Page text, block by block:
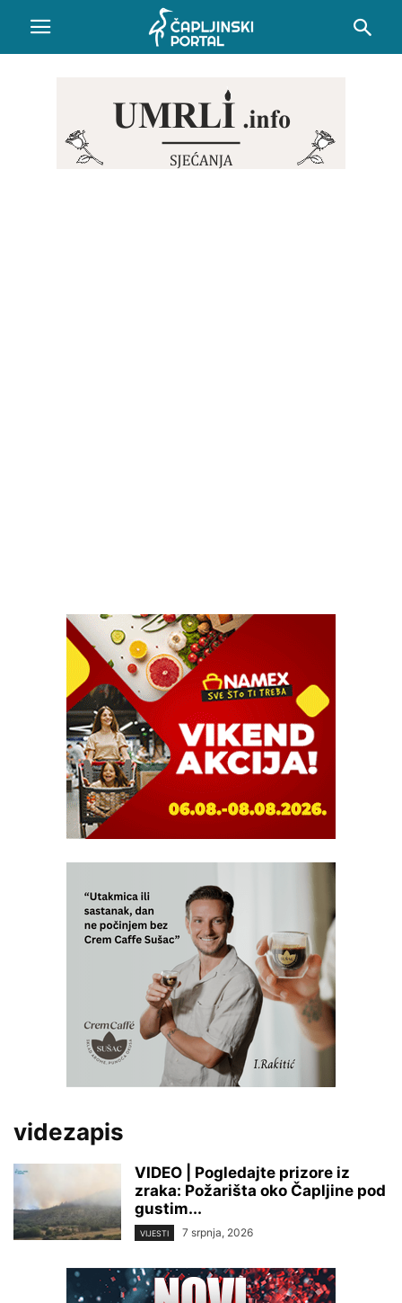
videzapis
VIDEO | Pogledajte prizore iz
zraka: Požarišta oko Čapljine pod
gustim...
VIJESTI 7 srpnja, 2026